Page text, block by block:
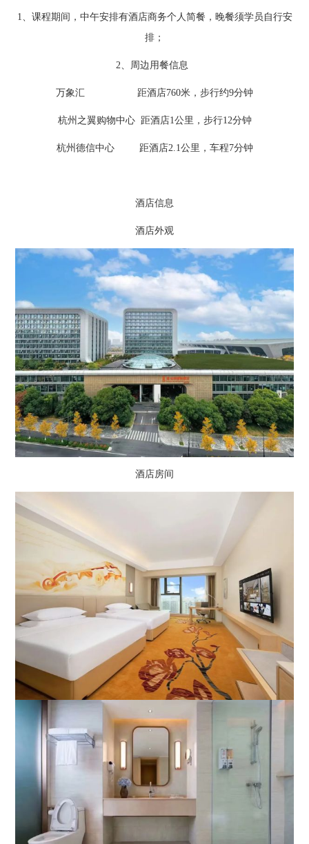
1、课程期间，中午安排有酒店商务个人简餐，晚餐须学员自行安
排；
2、周边用餐信息
万象汇 距酒店760米，步行约9分钟
杭州之翼购物中心 距酒店1公里，步行12分钟
杭州德信中心 距酒店2.1公里，车程7分钟
酒店信息
酒店外观
酒店房间